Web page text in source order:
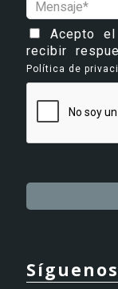
Acepto
recibir
Política de